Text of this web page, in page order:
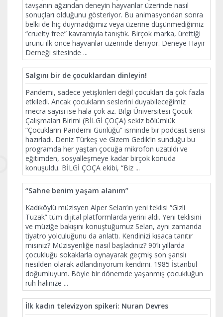
tavşanın ağzından deneyin hayvanlar üzerinde nasıl
sonuçları olduğunu gösteriyor. Bu animasyondan sonra
belki de hiç duymadığımız veya üzerine düşünmediğimiz
“cruelty free” kavramıyla tanıştık. Birçok marka, ürettiği
ürünü ilk önce hayvanlar üzerinde deniyor. Deneye Hayır
Derneği sitesinde ...
Salgını bir de çocuklardan dinleyin!
Pandemi, sadece yetişkinleri değil çocukları da çok fazla
etkiledi. Ancak çocukların seslerini duyabileceğimiz
mecra sayısı ise hala çok az. Bilgi Üniversitesi Çocuk
Çalışmaları Birimi (BİLGİ ÇOÇA) sekiz bölümlük
“Çocukların Pandemi Günlüğü” isminde bir podcast serisi
hazırladı. Deniz Türkeş ve Gizem Gedik’in sunduğu bu
programda her yaştan çocuğa mikrofon uzatıldı ve
eğitimden, sosyalleşmeye kadar birçok konuda
konuşuldu. BİLGİ ÇOÇA ekibi, “Biz ...
“Sahne benim yaşam alanım”
Kadıköylü müzisyen Alper Selan’ın yeni teklisi “Gizli
Tuzak” tüm dijital platformlarda yerini aldı. Yeni teklisini
ve müziğe bakışını konuştuğumuz Selan, aynı zamanda
tiyatro yolculuğunu da anlattı. Kendinizi kısaca tanıtır
mısınız? Müzisyenliğe nasıl başladınız? 90’lı yıllarda
çocukluğu sokaklarla oynayarak geçmiş son şanslı
nesilden olarak adlandırıyorum kendimi. 1985 İstanbul
doğumluyum. Böyle bir dönemde yaşanmış çocukluğun
ruh halinize ...
İlk kadın televizyon spikeri: Nuran Devres